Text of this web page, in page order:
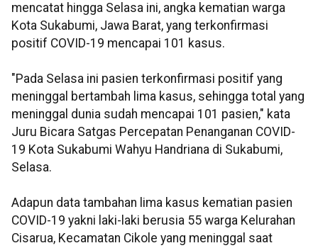
mencatat hingga Selasa ini, angka kematian warga
Kota Sukabumi, Jawa Barat, yang terkonfirmasi
positif COVID-19 mencapai 101 kasus.
"Pada Selasa ini pasien terkonfirmasi positif yang
meninggal bertambah lima kasus, sehingga total yang
meninggal dunia sudah mencapai 101 pasien," kata
Juru Bicara Satgas Percepatan Penanganan COVID-
19 Kota Sukabumi Wahyu Handriana di Sukabumi,
Selasa.
Adapun data tambahan lima kasus kematian pasien
COVID-19 yakni laki-laki berusia 55 warga Kelurahan
Cisarua, Kecamatan Cikole yang meninggal saat